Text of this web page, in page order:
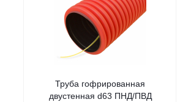
Труба гофрированная
двустенная d63 ПНД/ПВД